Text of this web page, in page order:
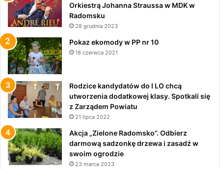
Orkiestrą Johanna Straussa w MDK w
Radomsku
28 grudnia 2023
Pokaz ekomody w PP nr 10
18 czerwca 2021
Rodzice kandydatów do I LO chcą
utworzenia dodatkowej klasy. Spotkali się
z Zarządem Powiatu
21 lipca 2022
Akcja „Zielone Radomsko”. Odbierz
darmową sadzonkę drzewa i zasadź w
swoim ogrodzie
23 marca 2023